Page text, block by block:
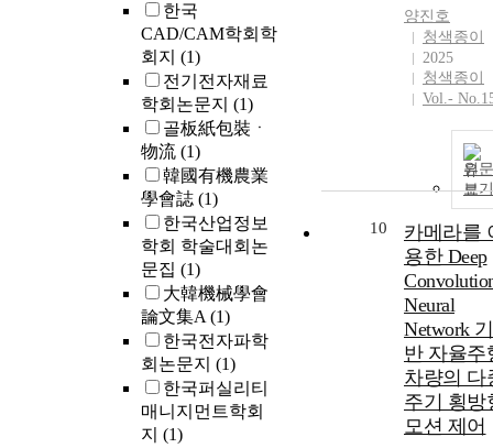
한국
CAD/CAM학회학
회지 (1)
전기전자재료
학회논문지 (1)
골板紙包裝ㆍ
物流 (1)
韓國有機農業
學會誌 (1)
한국산업정보
학회 학술대회논
문집 (1)
大韓機械學會
論文集A(1)
한국전자파학
회논문지 (1)
한국퍼실리티
매니지먼트학회
지 (1)
outside of
within the
of history. In
other words,
cannot be
included in
history are
the process of
individuals in
history trying
recognize it in
their own way
what Chang-
Dong Lee
capture
the form of
‘story’. In this
양진호
청색종이
2025
청색종이
Vol.-
원문
보기
10
카메라를
용한 Deep
Neural
Network 기
반 자율주
차량의 다
주기 횡방
모션 제어